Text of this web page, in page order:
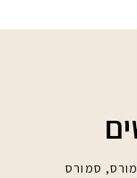
, סמורס